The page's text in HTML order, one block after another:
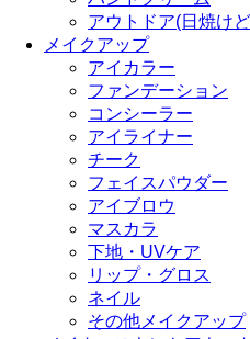
アウトドア(日焼け
メイクアップ
アイカラー
ファンデーション
コンシーラー
アイライナー
チーク
フェイスパウダー
アイブロウ
マスカラ
下地・UVケア
リップ・グロス
ネイル
その他メイクアップ